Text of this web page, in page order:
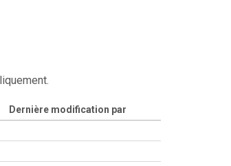
Dernière modification par